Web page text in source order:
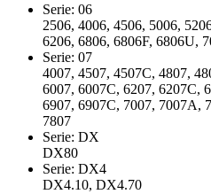
Serie: 06
2506, 4006, 4506, 5006,
6206, 6806, 6806F, 6806U,
Serie: 07
4007, 4507, 4507C, 4807,
6007, 6007C, 6207, 6207C,
6907, 6907C, 7007, 7007A,
7807
Serie: DX
DX80
Serie: DX4
DX4.10, DX4.70